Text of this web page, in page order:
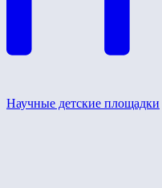
Научные детские площадки